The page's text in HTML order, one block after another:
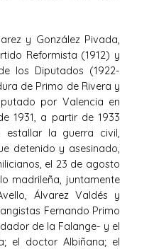
y González Pivada,
Reformista (1912) y
los Diputados (1922-
de Primo de Rivera y
por Valencia en
1931, a partir de 1933
la guerra civil,
detenido y asesinado,
el 23 de agosto
madrileña, juntamente
Álvarez Valdés y
Fernando Primo
de la Falange- y el
el doctor Albiñana; el